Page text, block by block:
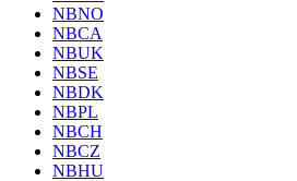
NBNO
NBCA
NBUK
NBSE
NBDK
NBPL
NBCH
NBCZ
NBHU